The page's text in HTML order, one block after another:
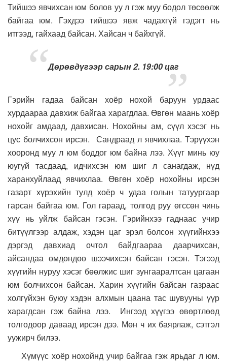
Тийшээ явчихсан юм болов уу л гэж муу бодол төсөөлж
байгаа юм. Гэхдээ тийшээ явж чадахгүй гэдэгт нь
итгээд, гайхаад байсан. Хайсан ч байхгүй.
Дөрөвдүгээр сарын 2. 19:00 цаг
Гэрийн гадаа байсан хоёр нохой баруун урдаас
хурдаараа давхиж байгаа харагдлаа. Өвгөн маань хоёр
нохойг амдаад, давхисан. Нохойны ам, сүүл хэсэг нь
цус болчихсон ирсэн. Сандраад л явчихлаа. Тэрүүхэн
хооронд муу л юм боддог юм байна лээ. Хүүг минь юу
юугүй тасдаад, идчихсэн юм шиг л санагдаж, нүд
харанхуйлаад явчихлаа. Өвгөн хоёр нохойны ирсэн
газарт хүрэхийн тулд хоёр ч удаа голын татуургаар
гарсан байгаа юм. Гол гараад, толгод руу өгссөн чинь
хүү нь уйлж байсан гэсэн. Гэрийнхээ гаднаас учир
битүүлгээр алдаж, хэдэн цаг эрэл болсон хүүгийнхээ
дэргэд давхиад очтол байдгаараа даарчихсан,
айсандаа өмдөндөө шээчихсэн байсан гэсэн. Тэгээд
хүүгийн нуруу хэсэг бөөлжис шиг зунгааралтсан цагаан
юм болчихсон байсан. Харин хүүгийн байсан газраас
холгүйхэн буюу хэдэн алхмын цаана тас шувууны үүр
харагдсан гэж байна лээ. Ингээд хүүгээ өвөртлөөд
толгодоор даваад ирсэн дээ. Мөн ч их баярлаж, сэтгэл
уужирч билээ.
Хүмүүс хоёр нохойнд учир байгаа гэж ярьдаг л юм.